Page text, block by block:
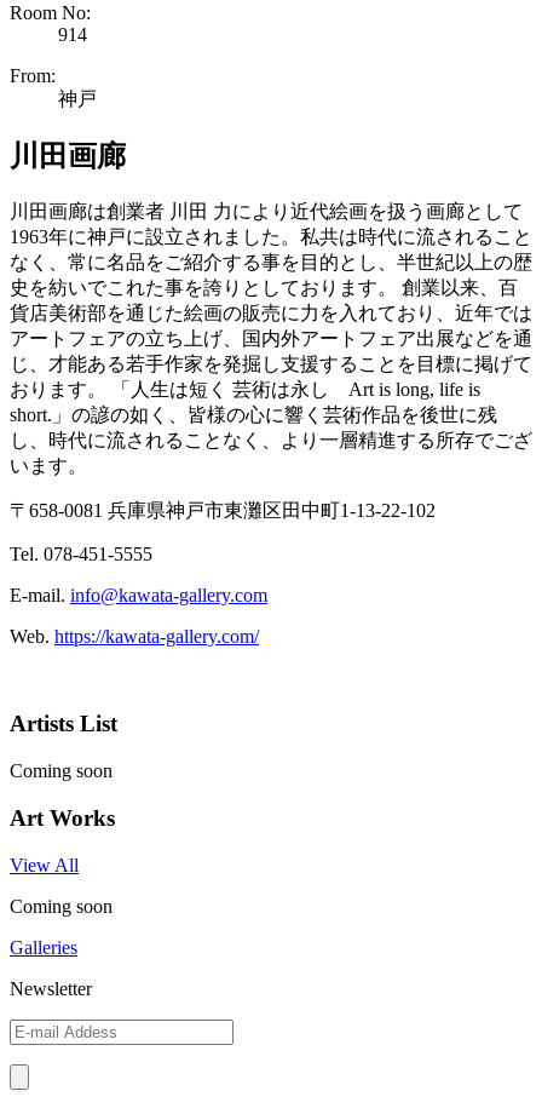
Room No:
914
From:
神戸
川田画廊
川田画廊は創業者 川田 力により近代絵画を扱う画廊として
1963年に神戸に設立されました。私共は時代に流されること
なく、常に名品をご紹介する事を目的とし、半世紀以上の歴
史を紡いでこれた事を誇りとしております。 創業以来、百
貨店美術部を通じた絵画の販売に力を入れており、近年では
アートフェアの立ち上げ、国内外アートフェア出展などを通
じ、才能ある若手作家を発掘し支援することを目標に掲げて
おります。 「人生は短く 芸術は永し Art is long, life is
short.」の諺の如く、皆様の心に響く芸術作品を後世に残
し、時代に流されることなく、より一層精進する所存でござ
います。
〒658-0081 兵庫県神戸市東灘区田中町1-13-22-102
Tel. 078-451-5555
E-mail. info@kawata-gallery.com
Web. https://kawata-gallery.com/
Artists List
Coming soon
Art Works
View All
Coming soon
Galleries
Newsletter